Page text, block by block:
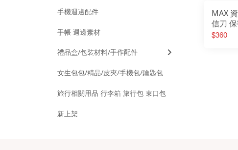
MAX
信刀
印章 個
$360
手機週邊配件
手帳 週邊素材
禮品盒/包裝材料/手作配件
女生包包/精品/皮夾/手機包/鑰匙包
旅行相關用品 行李箱 旅行包 束口包
新上架